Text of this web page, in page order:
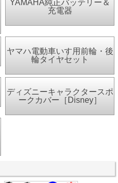
YAMAHA純正バッテリー＆
充電器
ヤマハ電動車いす用前輪・後
輪タイヤセット
ディズニーキャラクタースポ
ークカバー［Disney］